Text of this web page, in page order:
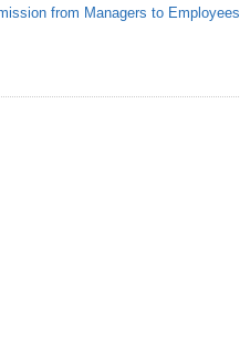
from Managers to Employees